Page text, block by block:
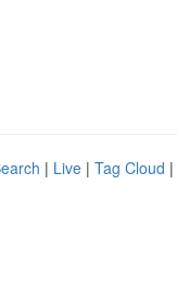
| Live | Tag Cloud |